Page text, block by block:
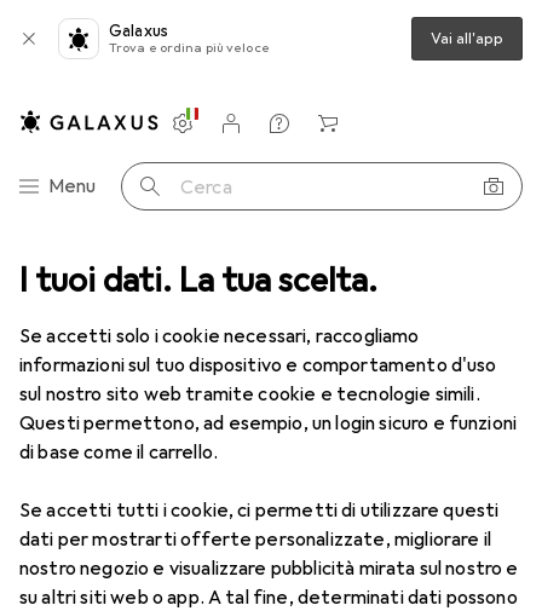
I tuoi dati. La tua scelta.
Se accetti solo i cookie necessari, raccogliamo
informazioni sul tuo dispositivo e comportamento d'uso
sul nostro sito web tramite cookie e tecnologie simili.
Questi permettono, ad esempio, un login sicuro e funzioni
di base come il carrello.
Se accetti tutti i cookie, ci permetti di utilizzare questi
dati per mostrarti offerte personalizzate, migliorare il
nostro negozio e visualizzare pubblicità mirata sul nostro e
su altri siti web o app. A tal fine, determinati dati possono
Galaxus
Trova e ordina più veloce Vai all'app
Categoria Navigazione
Menu Cerca
Impostazioni
Conto cliente
Liste di confronto
Liste dei desideri
Carrello
Tutte le categorie Giocattoli Creatività + apprendimento
Creatività + apprendimento
ScopriForum